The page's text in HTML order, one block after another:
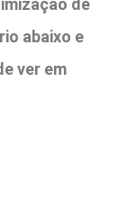
de
abaixo e
ver em